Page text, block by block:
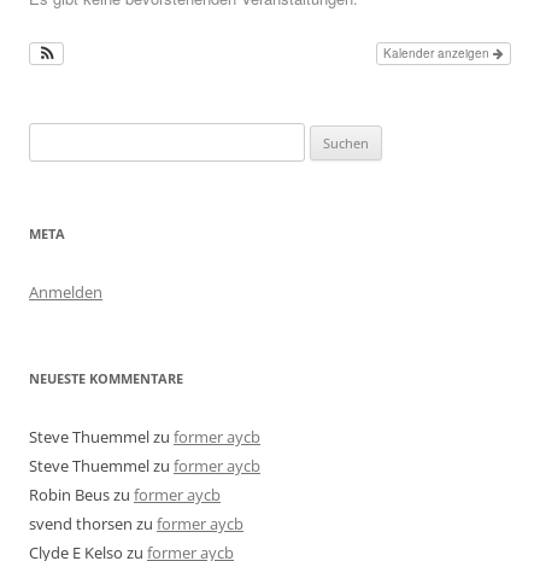
Kalender anzeigen
nach:
META
Anmelden
NEUESTE KOMMENTARE
Steve Thuemmelzu former aycb
Steve Thuemmelzu former aycb
Robin Beuszu former aycb
svend thorsen zu former aycb
Clyde E Kelso zu former aycb